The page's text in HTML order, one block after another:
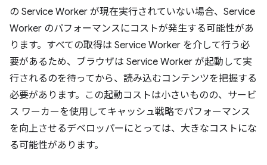
の Service Worker が現在実行されていない場合、Service
Worker のパフォーマンスにコストが発生する可能性があ
ります。すべての取得は Service Worker を介して行う必
要があるため、ブラウザは Service Worker が起動して実
行されるのを待ってから、読み込むコンテンツを把握する
必要があります。この起動コストは小さいものの、サービ
ス ワーカーを使用してキャッシュ戦略でパフォーマンス
を向上させるデベロッパーにとっては、大きなコストにな
る可能性があります。